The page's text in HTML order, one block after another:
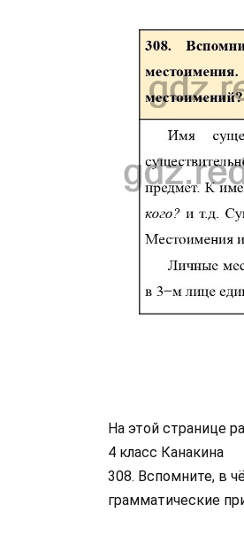
На этой странице
4 класс Канакина
308. Вспомните, в
грамматические